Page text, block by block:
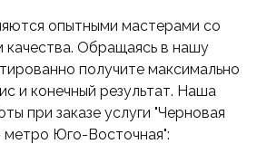
опытными мастерами со
качества. Обращаясь в нашу
получите максимально
и конечный результат. Наша
при заказе услуги "Черновая
метро Юго-Восточная":